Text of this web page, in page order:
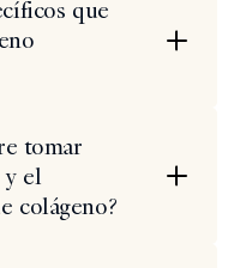
que
tomar
y el
colágeno?